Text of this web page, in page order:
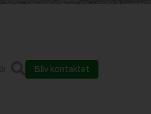
Bliv kontaktet